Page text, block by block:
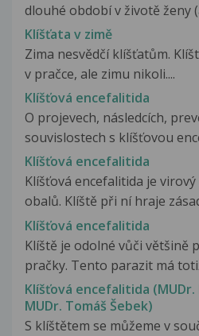
dlouhé období v životě ženy
Klíšťata v zimě
Zima nesvědčí klíšťatům.
v pračce, ale zimu nikoli....
Klíšťová encefalitida
O projevech, následcích,
souvislostech s klíšťovou
Klíšťová encefalitida
Klíšťová encefalitida je
obalů. Klíště při ní hraje
Klíšťová encefalitida
Klíště je odolné vůči většině
pračky. Tento parazit má
Klíšťová encefalitida (MUDr.
MUDr. Tomáš Šebek)
S klíštětem se můžeme v